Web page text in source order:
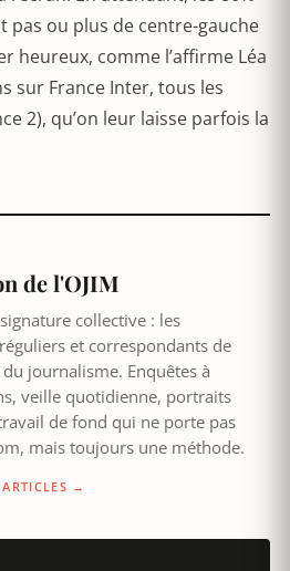
pas ou plus de centre-gauche
heureux, comme l’affirme Léa
sur France Inter, tous les
2), qu’on leur laisse parfois la
de l'OJIM
collective : les
et correspondants de
journalisme. Enquêtes à
veille quotidienne, portraits
de fond qui ne porte pas
mais toujours une méthode.
→